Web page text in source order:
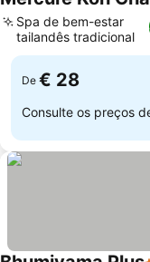
Spa de bem-estar
tailandês tradicional
De € 28
Consulte os preços